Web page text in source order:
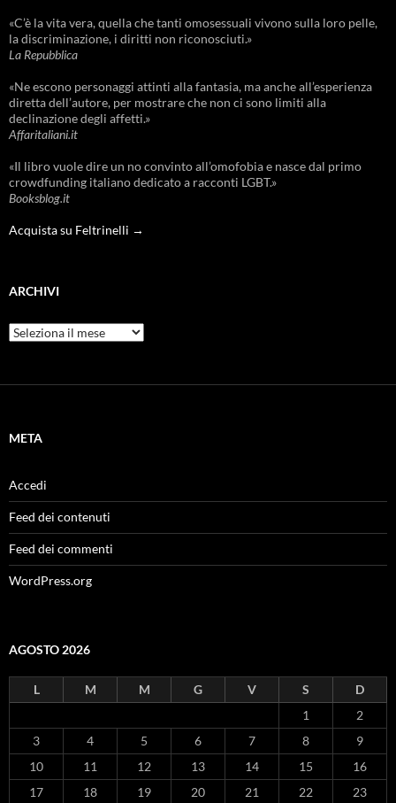
«C’è la vita vera, quella che tanti omosessuali vivono sulla loro pelle,
la discriminazione, i diritti non riconosciuti.»
La Repubblica
«Ne escono personaggi attinti alla fantasia, ma anche all’esperienza
diretta dell’autore, per mostrare che non ci sono limiti alla
declinazione degli affetti.»
Affaritaliani.it
«Il libro vuole dire un no convinto all’omofobia e nasce dal primo
crowdfunding italiano dedicato a racconti LGBT.»
Booksblog.it
Acquista su Feltrinelli →
ARCHIVI
Archivi
META
Accedi
Feed dei contenuti
Feed dei commenti
WordPress.org
AGOSTO 2026
L M M G V S
D
1
2
3
4 5 6 7 8
9
10
11 12 13 14 15
16
17
18 19 20 21 22 23